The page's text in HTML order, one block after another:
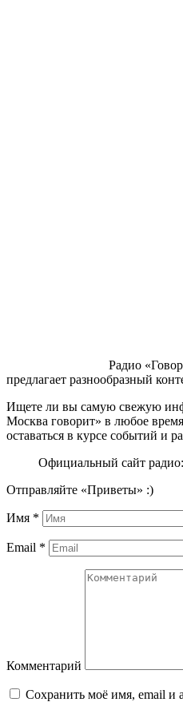
Радио
предлагает разнообразный
Ищете ли вы самую свежую
Москва говорит» в любое
оставаться в курсе событий и
Официальный сайт
Отправляйте «Приветы» :)
Имя *
Email *
Комментарий
Сохранить моё имя, email и